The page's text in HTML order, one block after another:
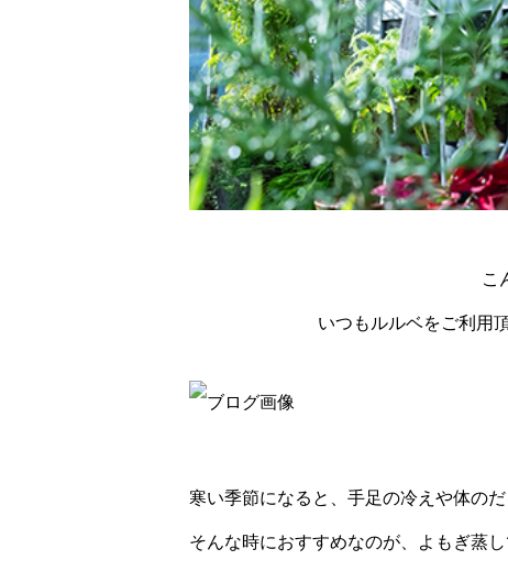
こ
いつもルルベをご利用
寒い季節になると、手足の冷えや体の
そんな時におすすめなのが、よもぎ蒸し